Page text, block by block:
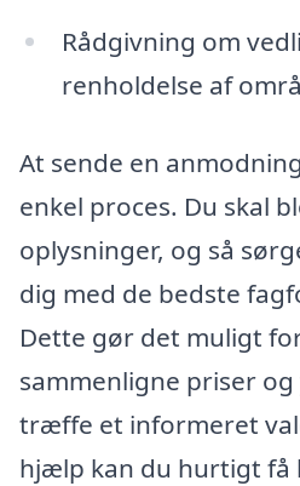
Rådgivning om
renholdelse af
At sende en
enkel proces. Du skal
oplysninger, og så
dig med de bedste
Dette gør det muligt
sammenligne priser og
træffe et informeret
hjælp kan du hurtigt få